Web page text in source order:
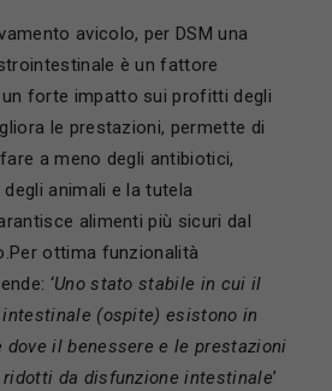
avicolo, per DSM una
è un fattore
forte impatto sui profitti degli
le prestazioni, permette di
a meno degli antibiotici,
animali e la tutela
alimenti più sicuri dal
ottima funzionalità
‘Uno stato stabile in cui il
(ospite) esistono in
il benessere e le prestazioni
ridotti da disfunzione intestinale’